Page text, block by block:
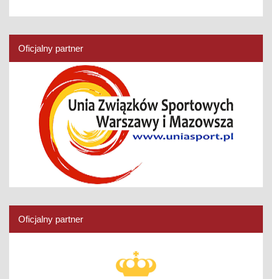
Oficjalny partner
Oficjalny partner